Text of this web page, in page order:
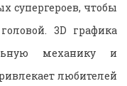
супергероев, чтобы
3D графика
механику и
любителей